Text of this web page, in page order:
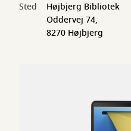
Sted
Højbjerg Bibliotek
Oddervej 74,
8270 Højbjerg